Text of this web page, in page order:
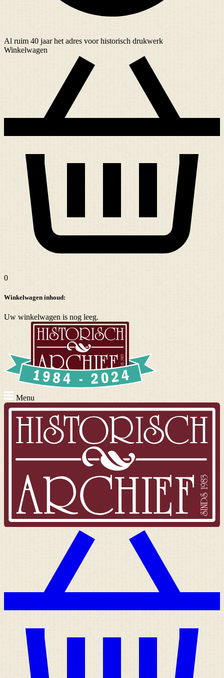
Al ruim 40 jaarhet adres voor historisch drukwerk
Winkelwagen
0
Winkelwagen inhoud:
Uw winkelwagen is nog leeg.
Menu